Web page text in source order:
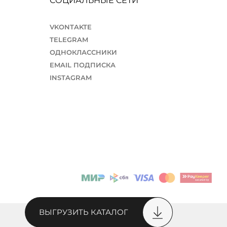
VKONTAKTE
TELEGRAM
ОДНОКЛАССНИКИ
EMAIL ПОДПИСКА
INSTAGRAM
ВЫГРУЗИТЬ КАТАЛОГ